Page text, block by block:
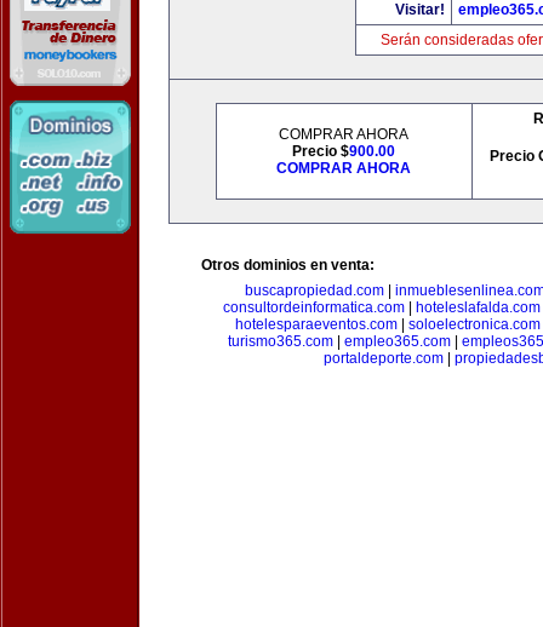
Visitar!
Serán consideradas
COMPRAR AHORA
Precio $900.00
COMPRAR AHORA
Precio
Otros dominios en venta:
buscapropiedad.com
consultordeinformatica.com| hoteleslafalda.com
hotelesparaeventos.com
soloelectronica.com
turismo365.com| empleo365.com|
portaldeporte.com|